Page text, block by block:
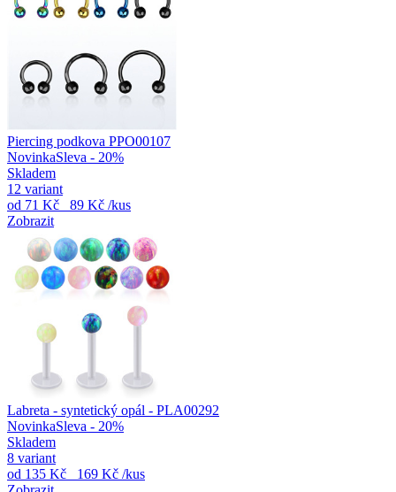
Piercing podkova PPO00107
NovinkaSleva - 20%
Skladem
12 variant
od 71 Kč 89 Kč /kus
Zobrazit
Labreta - syntetický opál - PLA00292
NovinkaSleva - 20%
Skladem
8 variant
od 135 Kč 169 Kč /kus